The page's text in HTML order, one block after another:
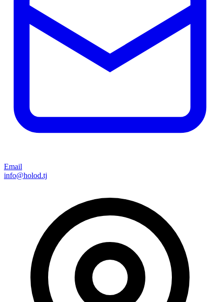
Email
info@holod.tj